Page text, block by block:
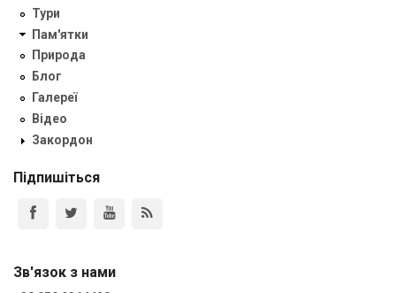
Тури
Пам'ятки
Природа
Блог
Галереї
Відео
Закордон
Підпишіться
Зв'язок з нами